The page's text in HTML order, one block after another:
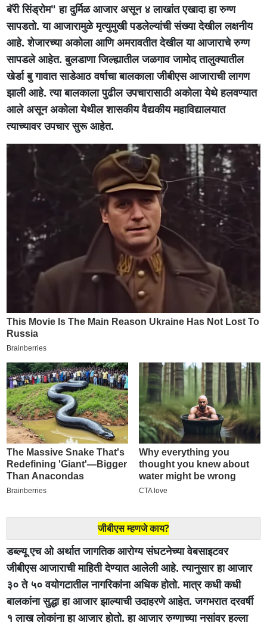
बॅरी सिंड्रोम" हा दुर्मिळ आजार असून ४ लाखांत एखादा हा रुग्ण
सापडतो. या आजारामुळे मृत्युमुखी पडलेल्यांची संख्या देखील लक्षनीय
आहे. शेजारच्या अकोला आणि अमरावतीत देखील या आजाराचे रुग्ण
सापडले आहेत. बुलडाणा जिल्ह्यातील जळगाव जामोद तालुक्यातील
खेर्डा बु गावात साडेआठ वर्षाचा बालकाला जीबीएस आजाराची लागण
झाली आहे. त्या बालकाला पुढील उपचारासाठी अकोला येथे हलवण्यात
आले असून अकोला येथील शासकीय वैद्यकीय महाविद्यालयात
त्याच्यावर उपचार सुरू आहेत.
जीबीएस म्हणजे काय?
डब्ल्यू एच ओ अर्थात जागतिक आरोग्य संघटनेच्या वेबसाइटवर
जीबीएस आजाराची माहिती देण्यात आलेली आहे. त्यानुसार हा आजार
३० ते ५० वयोगटातील नागरिकांना अधिक होतो. मात्र कधी कधी
बालकांना सुद्धा हा आजार झाल्याची उदाहरणे आहेत. जगभरात दरवर्षी
१ लाख लोकांना हा आजार होतो. हा आजार रुग्णाच्या नसांवर हल्ला